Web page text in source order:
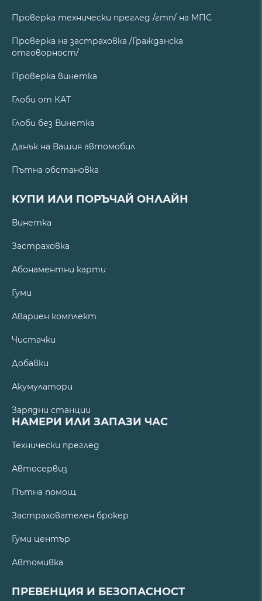
Проверка технически преглед /гтп/ на МПС
Проверка на застраховка /Гражданска
отговорност/
Проверка винетка
Глоби от КАТ
Глоби без Винетка
Данък на Вашия автомобил
Пътна обстановка
КУПИ ИЛИ ПОРЪЧАЙ ОНЛАЙН
Винетка
Застраховка
Абонаментни карти
Гуми
Авариен комплект
Чистачки
Добавки
Акумулатори
Зарядни станции
НАМЕРИ ИЛИ ЗАПАЗИ ЧАС
Технически преглед
Автосервиз
Пътна помощ
Застрахователен брокер
Гуми център
Автомивка
ПРЕВЕНЦИЯ И БЕЗОПАСНОСТ